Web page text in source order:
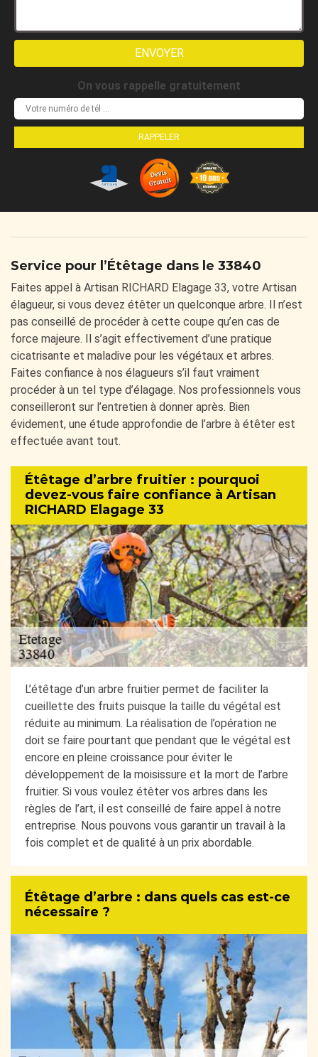
On vous rappelle gratuitement
Service pour l’Étêtage dans le 33840
Faites appel à Artisan RICHARD Elagage 33, votre Artisan
élagueur, si vous devez étêter un quelconque arbre. Il n’est
pas conseillé de procéder à cette coupe qu’en cas de
force majeure. Il s’agit effectivement d’une pratique
cicatrisante et maladive pour les végétaux et arbres.
Faites confiance à nos élagueurs s’il faut vraiment
procéder à un tel type d’élagage. Nos professionnels vous
conseilleront sur l’entretien à donner après. Bien
évidement, une étude approfondie de l’arbre à étêter est
effectuée avant tout.
Étêtage d’arbre fruitier : pourquoi
devez-vous faire confiance à Artisan
RICHARD Elagage 33
L’étêtage d’un arbre fruitier permet de faciliter la
cueillette des fruits puisque la taille du végétal est
réduite au minimum. La réalisation de l’opération ne
doit se faire pourtant que pendant que le végétal est
encore en pleine croissance pour éviter le
développement de la moisissure et la mort de l’arbre
fruitier. Si vous voulez étêter vos arbres dans les
règles de l’art, il est conseillé de faire appel à notre
entreprise. Nous pouvons vous garantir un travail à la
fois complet et de qualité à un prix abordable.
Étêtage d’arbre : dans quels cas est-ce
nécessaire ?